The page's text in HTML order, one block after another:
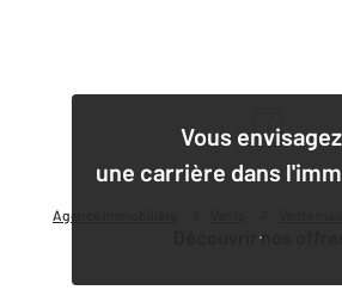
Agence immobilière
Vous envisagez
une carrière dans
Découvrir nos offres
1